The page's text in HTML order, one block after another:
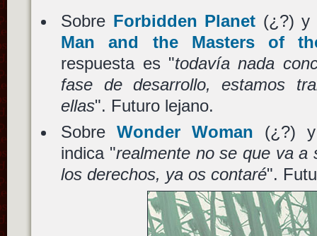
Sobre Forbidden Planet (¿?)
Man and the Masters of
respuesta es "todavía nada
fase de desarrollo, estamos
ellas". Futuro lejano.
SobreWonder Woman (¿?)
indica "realmente no se que va a
los derechos, ya os contaré".